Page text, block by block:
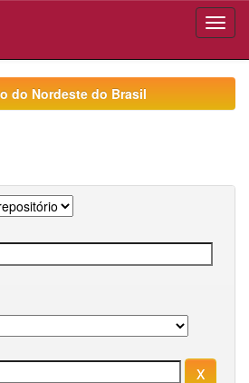
do Nordeste do Brasil